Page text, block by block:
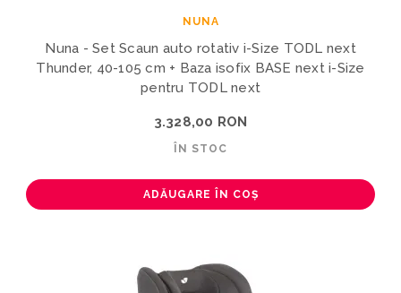
NUNA
Nuna - Set Scaun auto rotativ i-Size TODL next
Thunder, 40-105 cm + Baza isofix BASE next i-Size
pentru TODL next
3.328,00 RON
ÎN STOC
ADĂUGARE ÎN COȘ